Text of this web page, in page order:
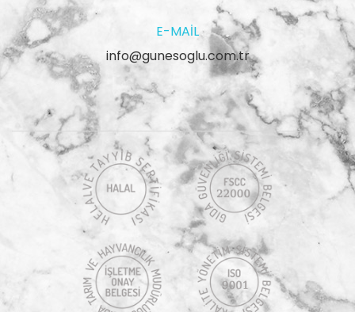
E-MAIL
info@gunesoglu.com.tr